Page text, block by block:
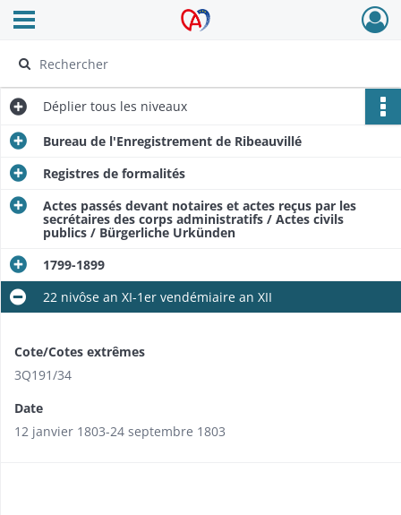
Archives Alsace - Colmar
Ouvrir le menu déroulant
Déplier tous les niveaux
Bureau de l'Enregistrement de Ribeauvillé
Registres de formalités
Actes passés devant notaires et actes reçus par les
secrétaires des corps administratifs / Actes civils
publics / Bürgerliche Urkünden
1799-1899​
22 nivôse an XI-1er vendémiaire an XII
Cote/Cotes extrêmes
3Q191/34
Date
12 janvier 1803-24 septembre 1803